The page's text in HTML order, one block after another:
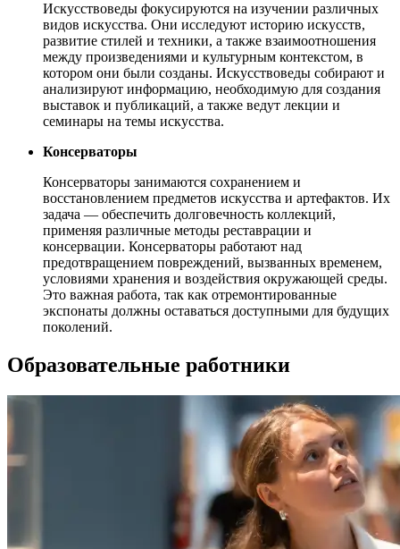
Искусствоведы фокусируются на изучении различных
видов искусства. Они исследуют историю искусств,
развитие стилей и техники, а также взаимоотношения
между произведениями и культурным контекстом, в
котором они были созданы. Искусствоведы собирают и
анализируют информацию, необходимую для создания
выставок и публикаций, а также ведут лекции и
семинары на темы искусства.
Консерваторы
Консерваторы занимаются сохранением и
восстановлением предметов искусства и артефактов. Их
задача — обеспечить долговечность коллекций,
применяя различные методы реставрации и
консервации. Консерваторы работают над
предотвращением повреждений, вызванных временем,
условиями хранения и воздействия окружающей среды.
Это важная работа, так как отремонтированные
экспонаты должны оставаться доступными для будущих
поколений.
Образовательные работники